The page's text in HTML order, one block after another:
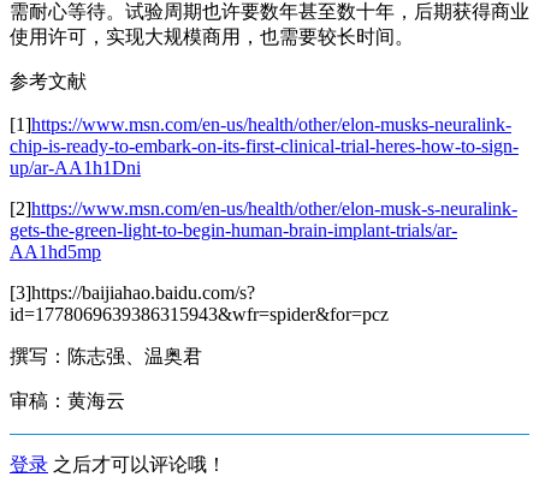
需耐心等待。试验周期也许要数年甚至数十年，后期获得商业
使用许可，实现大规模商用，也需要较长时间。
参考文献
[1]https://www.msn.com/en-us/health/other/elon-musks-neuralink-
chip-is-ready-to-embark-on-its-first-clinical-trial-heres-how-to-sign-
up/ar-AA1h1Dni
[2]https://www.msn.com/en-us/health/other/elon-musk-s-neuralink-
gets-the-green-light-to-begin-human-brain-implant-trials/ar-
AA1hd5mp
[3]https://baijiahao.baidu.com/s?
id=1778069639386315943&wfr=spider&for=pcz
撰写：陈志强、温奥君
审稿：黄海云
登录 之后才可以评论哦！